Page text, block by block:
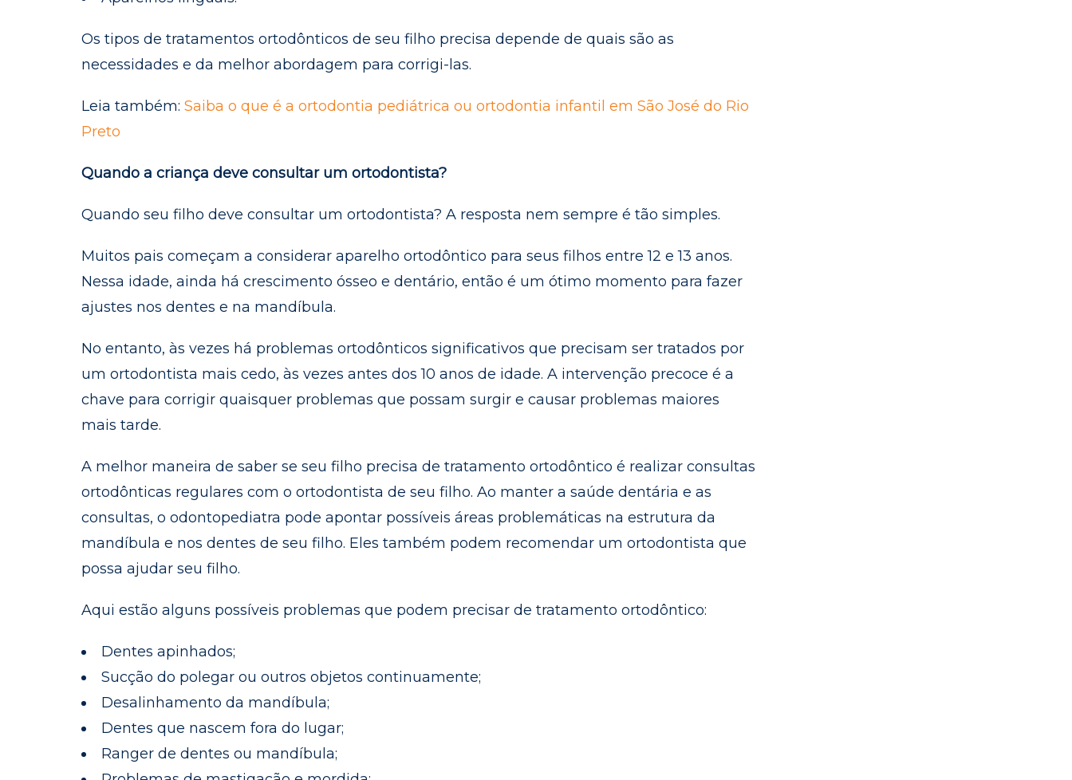
Os tipos de tratamentos ortodônticos de seu filho precisa depende de quais são as
necessidades e da melhor abordagem para corrigi-las.
Leia também: Saiba o que é a ortodontia pediátrica ou ortodontia infantil em São José do Rio
Preto
Quando a criança deve consultar um ortodontista?
Quando seu filho deve consultar um ortodontista? A resposta nem sempre é tão simples.
Muitos pais começam a considerar aparelho ortodôntico para seus filhos entre 12 e 13 anos.
Nessa idade, ainda há crescimento ósseo e dentário, então é um ótimo momento para fazer
ajustes nos dentes e na mandíbula.
No entanto, às vezes há problemas ortodônticos significativos que precisam ser tratados por
um ortodontista mais cedo, às vezes antes dos 10 anos de idade. A intervenção precoce é a
chave para corrigir quaisquer problemas que possam surgir e causar problemas maiores
mais tarde.
A melhor maneira de saber se seu filho precisa de tratamento ortodôntico é realizar consultas
ortodônticas regulares com o ortodontista de seu filho. Ao manter a saúde dentária e as
consultas, o odontopediatra pode apontar possíveis áreas problemáticas na estrutura da
mandíbula e nos dentes de seu filho. Eles também podem recomendar um ortodontista que
possa ajudar seu filho.
Aqui estão alguns possíveis problemas que podem precisar de tratamento ortodôntico:
Dentes apinhados;
Sucção do polegar ou outros objetos continuamente;
Desalinhamento da mandíbula;
Dentes que nascem fora do lugar;
Ranger de dentes ou mandíbula;